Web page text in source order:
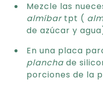
Mezcle las
almíbartpt (
de azúcar y
En una placa
plancha de
porciones de la